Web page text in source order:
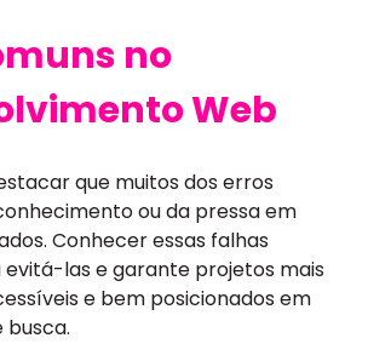
no
Web
que muitos dos erros
ou da pressa em
Conhecer essas falhas
evitá-las e garante projetos mais
e bem posicionados em
busca.